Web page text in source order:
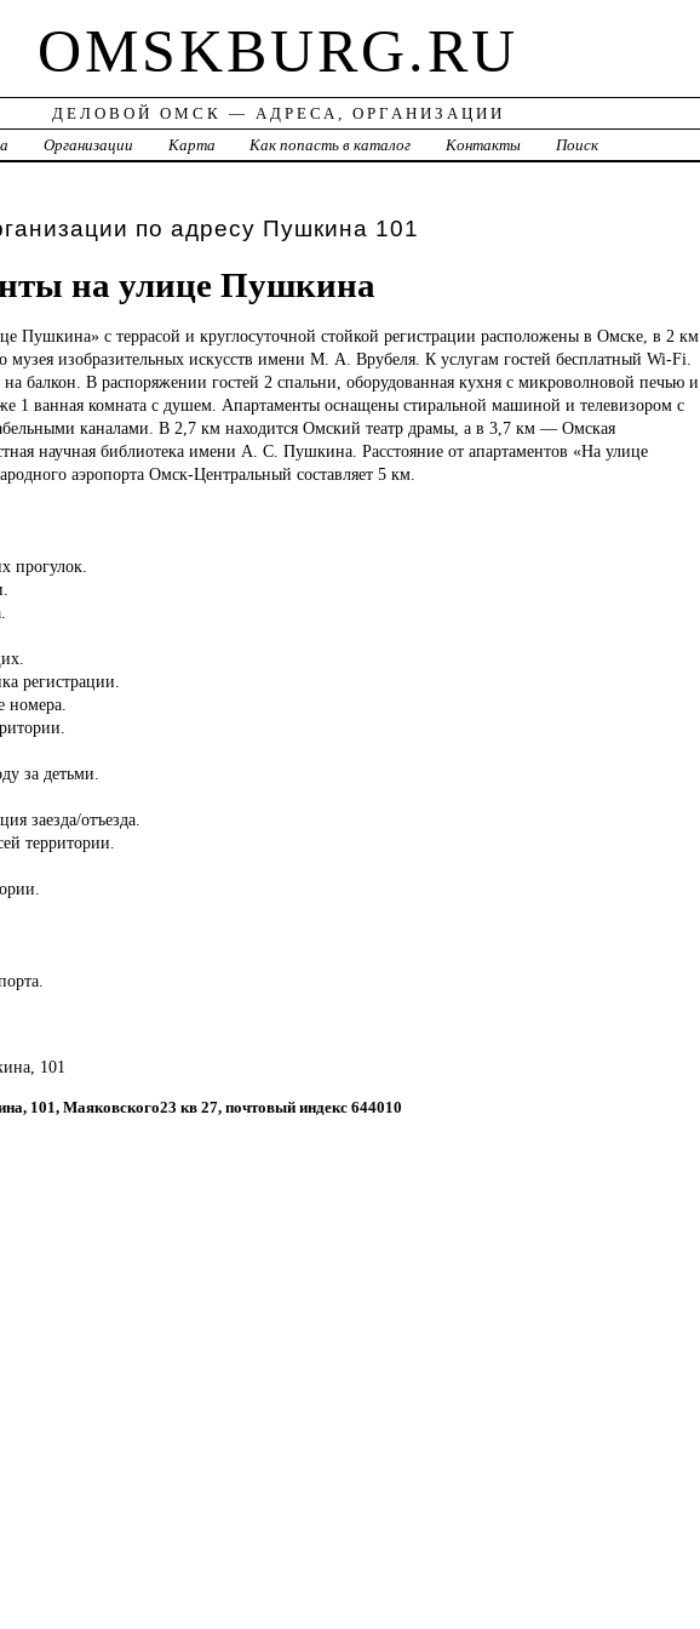
OMSKBURG.RU
ДЕЛОВОЙ ОМСК — АДРЕСА, ОРГАНИЗАЦИИ
Организации Карта Как попасть в каталог Контакты Поиск
по адресу Пушкина 101
на улице Пушкина
Пушкина» с террасой и круглосуточной стойкой регистрации расположены в Омске, в 2 км
музея изобразительных искусств имени М. А. Врубеля. К услугам гостей бесплатный Wi-Fi.
балкон. В распоряжении гостей 2 спальни, оборудованная кухня с микроволновой печью и
1 ванная комната с душем. Апартаменты оснащены стиральной машиной и телевизором с
каналами. В 2,7 км находится Омский театр драмы, а в 3,7 км — Омская
научная библиотека имени А. С. Пушкина. Расстояние от апартаментов «На улице
аэропорта Омск-Центральный составляет 5 км.
прогулок.
регистрации.
номера.
за детьми.
заезда/отъезда.
территории.
101
101, Маяковского23 кв 27, почтовый индекс 644010